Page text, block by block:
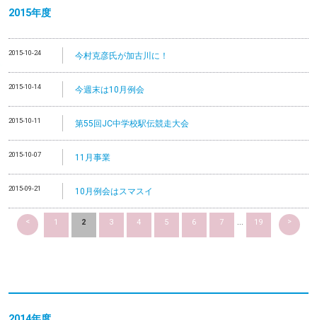
2015年度
2015-10-24 今村克彦氏が加古川に！
2015-10-14 今週末は10月例会
2015-10-11 第55回JC中学校駅伝競走大会
2015-10-07 11月事業
2015-09-21 10月例会はスマスイ
< 1 2 3 4 5 6 7 ... 19 >